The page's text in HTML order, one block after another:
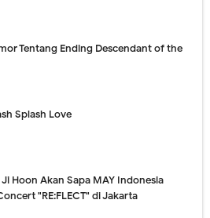
Tentang Ending Descendant of the
Splash Love
Ji Hoon Akan Sapa MAY Indonesia
"RE:FLECT" di Jakarta